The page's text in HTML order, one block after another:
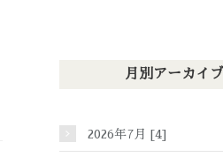
月別アーカイブ
2026年7月 [4]